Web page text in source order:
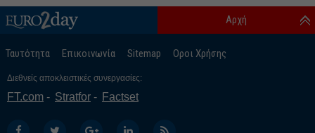
Ταυτότητα Επικοινωνία Sitemap Οροι Χρήσης
Αρχή
Διεθνείς αποκλειστικές συνεργασίες:
FT.com Stratfor Factset